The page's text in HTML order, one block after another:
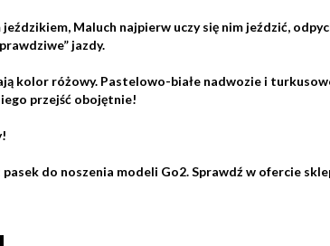
Maluch najpierw uczy się nim jeździć,
jazdy.
kolor różowy. Pastelowo-białe nadwozie i
przejść obojętnie!
do noszenia modeli Go2. Sprawdź w ofercie